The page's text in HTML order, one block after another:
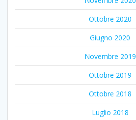
Ottobre 2020
Giugno 2020
Novembre 2019
Ottobre 2019
Ottobre 2018
Luglio 2018